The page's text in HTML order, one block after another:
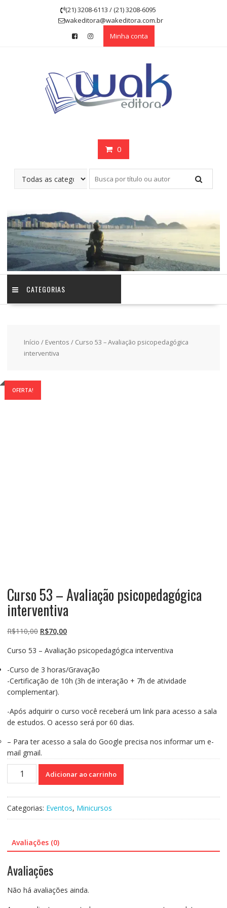
(21) 3208-6113 / (21) 3208-6095
wakeditora@wakeditora.com.br
Minha conta
0
CATEGORIAS
Início / Eventos / Curso 53 – Avaliação psicopedagógica
interventiva
OFERTA!
Curso 53 – Avaliação psicopedagógica
interventiva
R$110,00 O
original
R$110,00.
R$70,00O
atual
R$70,00.
Curso 53 – Avaliação psicopedagógica interventiva
-Curso de 3 horas/Gravação
-Certificação de 10h (3h de interação + 7h de atividade
complementar).
-Após adquirir o curso você receberá um link para acesso a sala
de estudos. O acesso será por 60 dias.
– Para ter acesso a sala do Google precisa nos informar um e-
mail gmail.
Curso
psicopedagógica
Adicionar ao carrinho
Categorias: Eventos, Minicursos
Avaliações (0)
Avaliações
Não há avaliações ainda.